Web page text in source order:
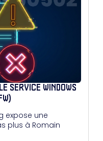
SERVICE WINDOWS
expose une
plus à Romain